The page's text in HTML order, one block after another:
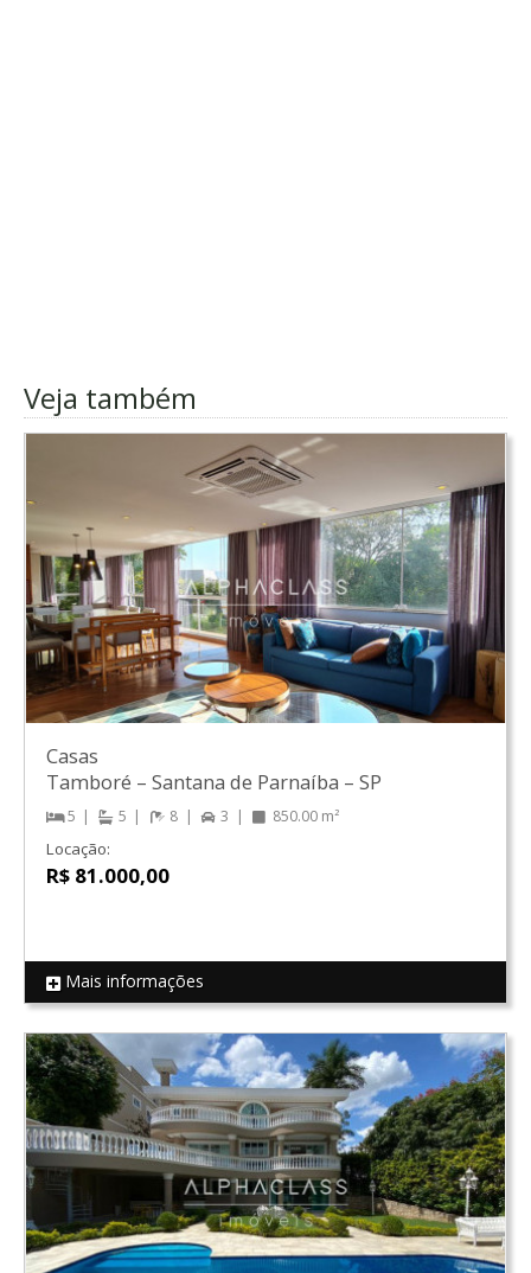
Veja também
REF 16915
Casas
Tamboré – Santana de Parnaíba – SP
5 5 8 3 850.00 m²
Locação:
R$ 81.000,00
Mais informações